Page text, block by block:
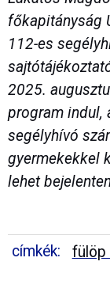
főkapitányság
112-es
2025.
program indul,
segélyhívó
gyermekekkel
lehet
címkék: fülöp